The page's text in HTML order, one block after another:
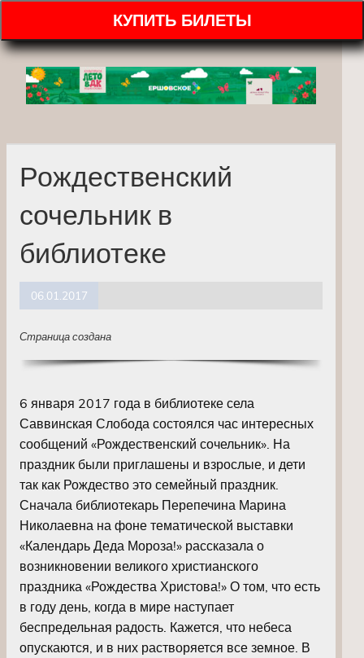
КУПИТЬ БИЛЕТЫ
Рождественский
сочельник в
библиотеке
06.01.2017
Страница создана
6 января 2017 года в библиотеке села
Саввинская Слобода состоялся час интересных
сообщений «Рождественский сочельник». На
праздник были приглашены и взрослые, и дети
так как Рождество это семейный праздник.
Сначала библиотекарь Перепечина Марина
Николаевна на фоне тематической выставки
«Календарь Деда Мороза!» рассказала о
возникновении великого христианского
праздника «Рождества Христова!» О том, что есть
в году день, когда в мире наступает
беспредельная радость. Кажется, что небеса
опускаются, и в них растворяется все земное. В